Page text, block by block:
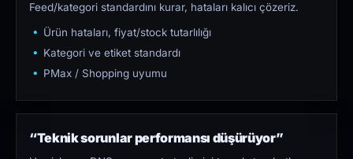
Feed/kategori standardını kurar, hataları kalıcı çözeriz.
Ürün hataları, fiyat/stock tutarlılığı
Kategori ve etiket standardı
PMax / Shopping uyumu
“Teknik sorunlar performansı düşürüyor”